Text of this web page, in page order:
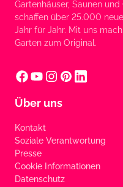
Gartenhäuser, Saunen und
schaffen über 25.000
Jahr für Jahr. Mit uns
Garten zum Original.
Über uns
Kontakt
Soziale Verantwortung
Presse
Cookie Informationen
Datenschutz